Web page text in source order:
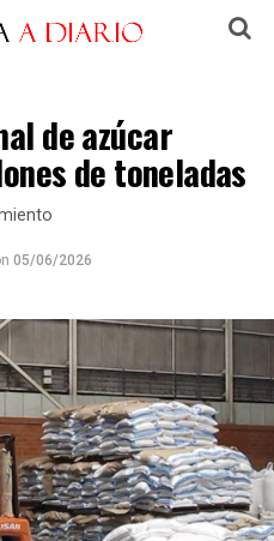
de azúcar
de toneladas
05/06/2026